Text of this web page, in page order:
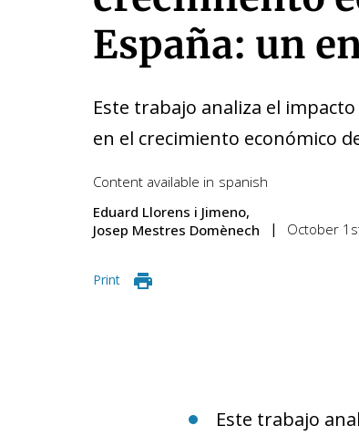
España: un
Este trabajo analiza el
en el crecimiento económico
Content available in spanish
Eduard Llorens i Jimeno
Josep Mestres Domènech
October
Print
Este trabajo